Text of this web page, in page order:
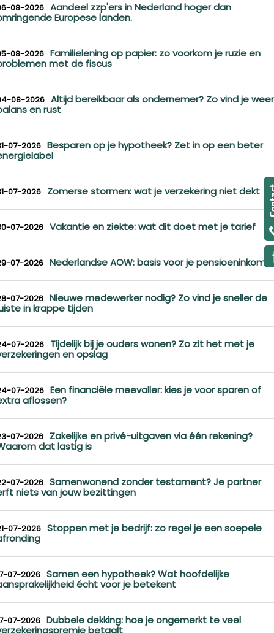
08-2026 Aandeel zzp'ers in Nederland hoger dan
Europese landen.
08-2026 Familielening op papier: zo voorkom je ruzie en
met de fiscus
08-2026 Altijd bereikbaar als ondernemer? Zo vind je weer
en rust
07-2026 Besparen op je hypotheek? Zet in op een beter
07-2026 Zomerse stormen: wat je verzekering niet dekt
07-2026 Vakantie en ziekte: wat dit doet met je tarief
07-2026 Nederlandse AOW: basis voor je
07-2026 Nieuwe medewerker nodig? Zo vind je sneller de
in krappe tijden
07-2026 Tijdelijk bij je ouders wonen? Zo zit het met je
en opslag
07-2026 Een financiële meevaller: kies je voor sparen of
aflossen?
07-2026 Zakelijke en privé-uitgaven via één rekening?
dat lastig is
07-2026 Samenwonend zonder testament? Je partner
niets van jouw bezittingen
07-2026 Stoppen met je bedrijf: zo regel je een soepele
07-2026 Samen een hypotheek? Wat hoofdelijke
écht voor je betekent
07-2026 Dubbele dekking: hoe je ongemerkt te veel
betaalt